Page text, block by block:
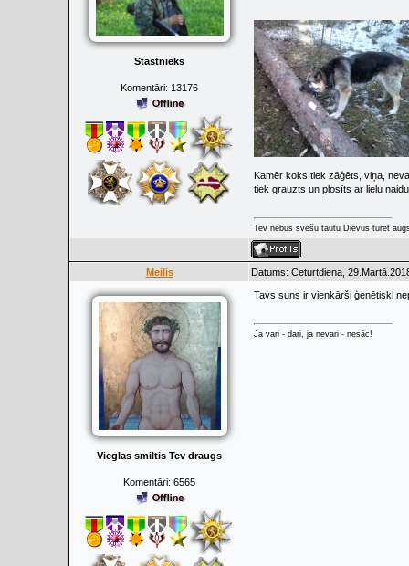
Stāstnieks
Komentāri: 13176
Kamēr koks tiek zāģēts, viņa,
tiek grauzts un plosīts ar lielu
Tev nebūs svešu tautu Dievus turēt
Meilis Datums: Ceturtdiena,
Vieglas smiltis Tev draugs
Komentāri: 6565
Tavs suns ir vienkārši ģenētiski
Ja vari - dari, ja nevari - nesāc!